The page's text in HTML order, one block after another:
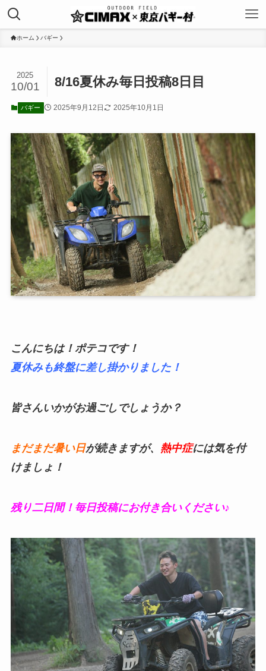
ホーム バギー
8/16夏休み毎日投稿8日目
2025
10/01
バギー 2025年9月12日 2025年10月1日
こんにちは！ポテコです！
夏休みも終盤に差し掛かりました！
皆さんいかがお過ごしでしょうか？
まだまだ暑い日が続きますが、 熱中症には気を付
けましょ！
残り二日間！毎日投稿にお付き合いください♪